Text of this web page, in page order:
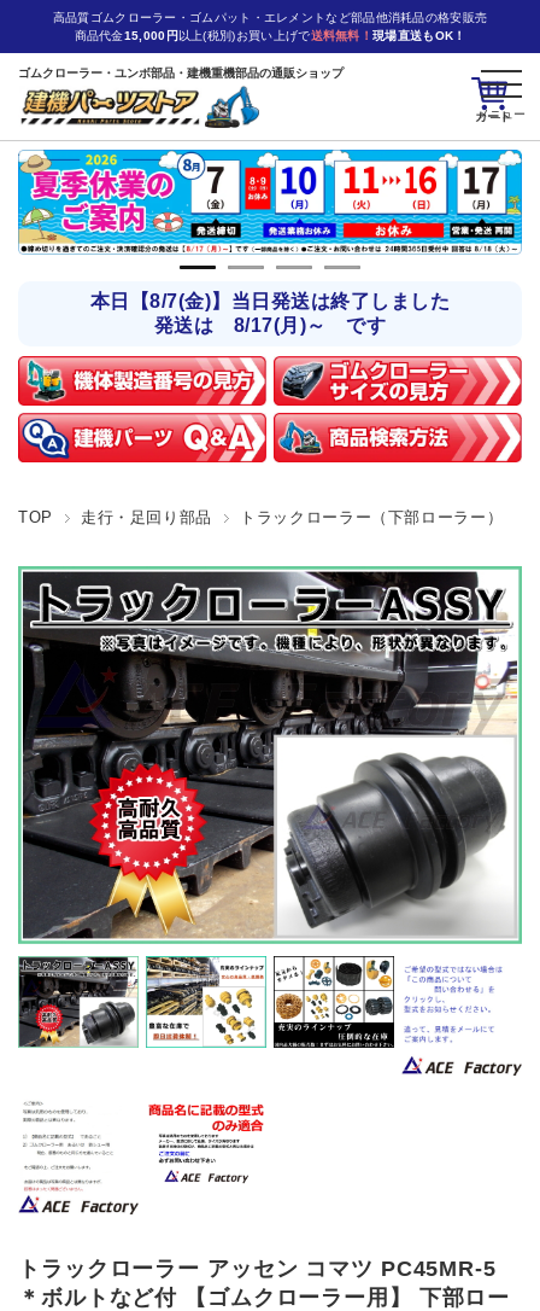
カート
高品質ゴムクローラー・ゴムパット・エレメントなど部品他消耗品の格安販売
商品代金15,000円 以上(税別)お買い上げで送料無料！ 現場直送もOK！
ゴムクローラー・ユンボ部品・建機重機部品の通販ショップ
本日【8/7(金)】当日発送は終了しました
発送は 8/17(月)～ です
TOP 走行・足回り部品 トラックローラー（下部ローラー）
トラックローラー アッセン コマツ PC45MR-5
＊ボルトなど付 【ゴムクローラー用】 下部ロー